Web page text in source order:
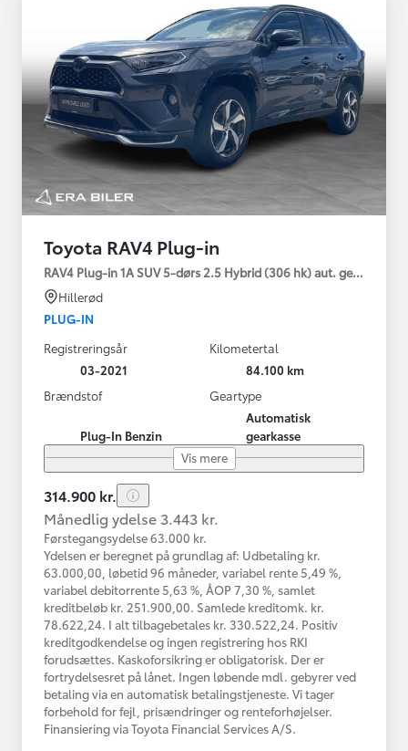
Toyota RAV4 Plug-in
RAV4 Plug-in 1A SUV 5-dørs 2.5 Hybrid (306 hk) aut. gear
Hillerød
PLUG-IN
Registreringsår
03-2021
Kilometertal
84.100 km
Brændstof
Plug-In Benzin
Geartype
Automatisk
gearkasse
Vis mere
314.900 kr.
Månedlig ydelse 3.443 kr.
Førstegangsydelse 63.000 kr.
Ydelsen er beregnet på grundlag af: Udbetaling kr.
63.000,00, løbetid 96 måneder, variabel rente 5,49 %,
variabel debitorrente 5,63 %, ÅOP 7,30 %, samlet
kreditbeløb kr. 251.900,00. Samlede kreditomk. kr.
78.622,24. I alt tilbagebetales kr. 330.522,24. Positiv
kreditgodkendelse og ingen registrering hos RKI
forudsættes. Kaskoforsikring er obligatorisk. Der er
fortrydelsesret på lånet. Ingen løbende mdl. gebyrer ved
betaling via en automatisk betalingstjeneste. Vi tager
forbehold for fejl, prisændringer og renteforhøjelser.
Finansiering via Toyota Financial Services A/S.